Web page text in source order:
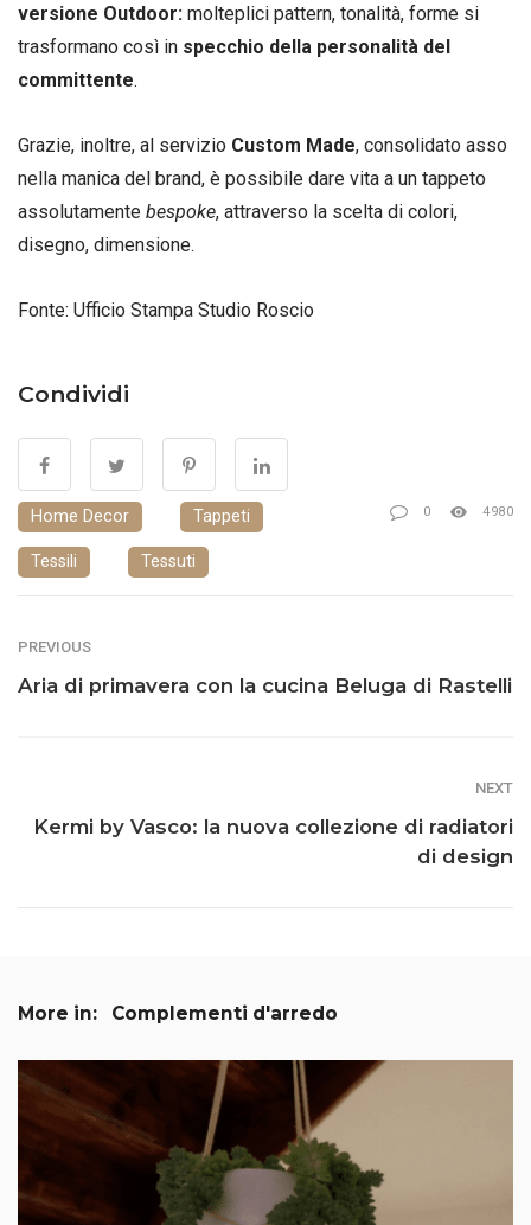
versione Outdoor: molteplici pattern, tonalità, forme si
trasformano così in specchio della personalità del
committente.
Grazie, inoltre, al servizio Custom Made, consolidato asso
nella manica del brand, è possibile dare vita a un tappeto
assolutamente bespoke, attraverso la scelta di colori,
disegno, dimensione.
Fonte: Ufficio Stampa Studio Roscio
Condividi
Home Decor Tappeti
Tessili Tessuti
0 4980
PREVIOUS
Aria di primavera con la cucina Beluga di Rastelli
NEXT
Kermi by Vasco: la nuova collezione di radiatori
di design
More in: Complementi d'arredo